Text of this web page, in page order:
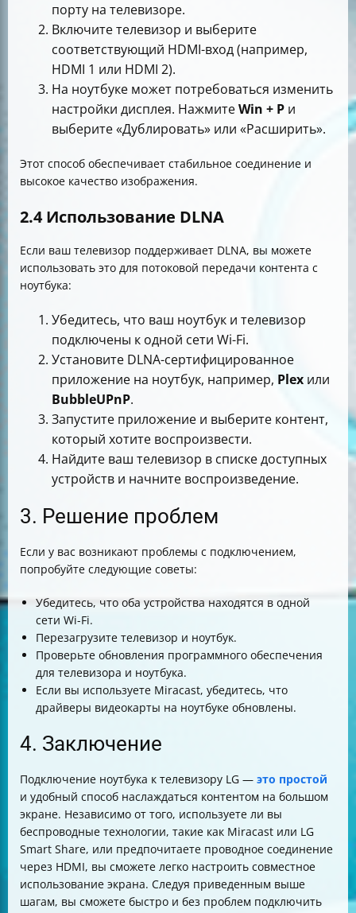
порту на телевизоре.
Включите телевизор и выберите
соответствующий HDMI-вход (например,
HDMI 1 или HDMI 2).
На ноутбуке может потребоваться изменить
настройки дисплея. НажмитеWin + P и
выберите «Дублировать» или «Расширить».
Этот способ обеспечивает стабильное соединение и
высокое качество изображения.
2.4 Использование DLNA
Если ваш телевизор поддерживает DLNA, вы можете
использовать это для потоковой передачи контента с
ноутбука:
Убедитесь, что ваш ноутбук и телевизор
подключены к одной сети Wi-Fi.
Установите DLNA-сертифицированное
приложение на ноутбук, например, Plex или
BubbleUPnP.
Запустите приложение и выберите контент,
который хотите воспроизвести.
Найдите ваш телевизор в списке доступных
устройств и начните воспроизведение.
3. Решение проблем
Если у вас возникают проблемы с подключением,
попробуйте следующие советы:
Убедитесь, что оба устройства находятся в одной
сети Wi-Fi.
Перезагрузите телевизор и ноутбук.
Проверьте обновления программного обеспечения
для телевизора и ноутбука.
Если вы используете Miracast, убедитесь, что
драйверы видеокарты на ноутбуке обновлены.
4. Заключение
Подключение ноутбука к телевизору LG — это простой
и удобный способ наслаждаться контентом на большом
экране. Независимо от того, используете ли вы
беспроводные технологии, такие как Miracast или LG
Smart Share, или предпочитаете проводное соединение
через HDMI, вы сможете легко настроить совместное
использование экрана. Следуя приведенным выше
шагам, вы сможете быстро и без проблем подключить